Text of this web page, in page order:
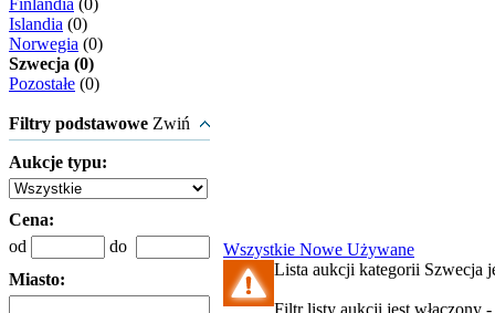
Finlandia (0)
Islandia (0)
Norwegia (0)
Szwecja (0)
Pozostałe (0)
Filtry podstawowe Zwiń
Aukcje typu:
Cena:
od
do
Miasto:
Wszystkie Nowe Używane
Lista aukcji kategorii Szwecja
Filtr listy aukcji jest włączony -